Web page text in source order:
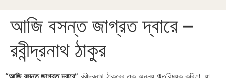
আজি বসন্ত জাগ্রত দ্বারে –
রবীন্দ্রনাথ ঠাকুর